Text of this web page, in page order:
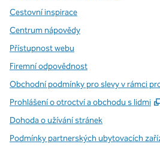
Cestovní inspirace
Centrum nápovědy
Přístupnost webu
Firemní odpovědnost
Obchodní podmínky pro slevy v rámci
Prohlášení o otroctví a obchodu s lidmi
Dohoda o užívání stránek
Podmínky partnerských ubytovacích